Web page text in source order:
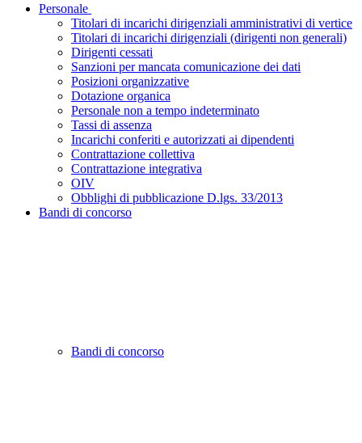
Personale
Titolari di incarichi dirigenziali amministrativi di vertice
Titolari di incarichi dirigenziali (dirigenti non generali)
Dirigenti cessati
Sanzioni per mancata comunicazione dei dati
Posizioni organizzative
Dotazione organica
Personale non a tempo indeterminato
Tassi di assenza
Incarichi conferiti e autorizzati ai dipendenti
Contrattazione collettiva
Contrattazione integrativa
OIV
Obblighi di pubblicazione D.lgs. 33/2013
Bandi di concorso
Bandi di concorso